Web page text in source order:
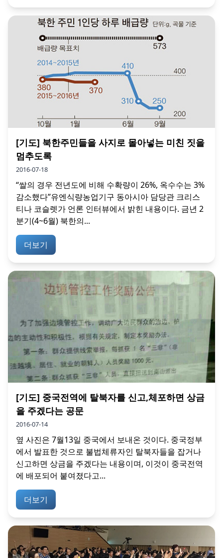
[기도] 북한주민들을 사지로 몰아넣는 미친 짓을
멈추도록
2016-07-18
“쌀의 경우 전년도에 비해 수확량이 26%, 옥수수는 3%
감소했다”유엔식량농업기구 동아시아 담당관 크리스
티나 코슬렛가 언론 인터뷰에서 밝힌 내용이다. 금년 2
분기(4~6월) 북한의...
더보기
[기도] 중국전역에 탈북자를 신고,체포하면 상금
을 주겠다는 공문
2016-07-14
옆 사진은 7월13일 중국에서 보내온 것이다. 중국정부
에서 발표한 것으로 불법체류자인 탈북자들을 잡거나
신고하면 상금을 주겠다는 내용이며, 이것이 중국전역
에 배포되어 붙여졌다고...
더보기